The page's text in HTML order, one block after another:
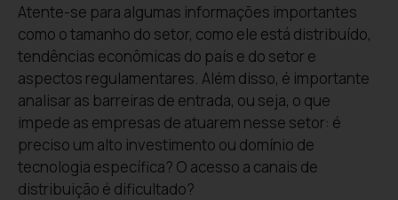
Atente-se para algumas informações importantes
como o tamanho do setor, como ele está distribuído,
tendências econômicas do país e do setor e
aspectos regulamentares. Além disso, é importante
analisar as barreiras de entrada, ou seja, o que
impede as empresas de atuarem nesse setor: é
preciso um alto investimento ou domínio de
tecnologia específica? O acesso a canais de
distribuição é dificultado?